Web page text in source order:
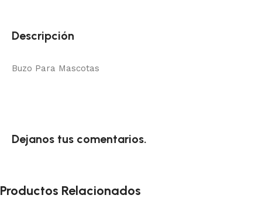
Descripción
Buzo Para Mascotas
Dejanos tus comentarios.
Productos Relacionados